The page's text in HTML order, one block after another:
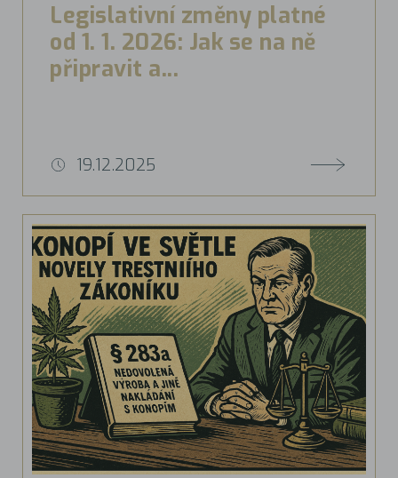
Legislativní změny platné
od 1. 1. 2026: Jak se na ně
připravit a...
19.12.2025